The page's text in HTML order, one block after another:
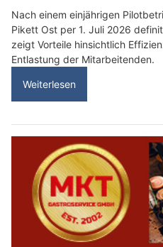
Nach einem einjährigen
Pikett Ost per 1. Juli 2026
zeigt Vorteile hinsichtlich
Entlastung der Mitarbeitenden.
Weiterlesen